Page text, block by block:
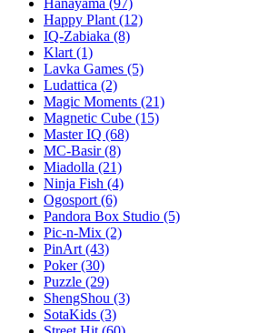
Hanayama (97)
Happy Plant (12)
IQ-Zabiaka (8)
Klart (1)
Lavka Games (5)
Ludattica (2)
Magic Moments (21)
Magnetic Cube (15)
Master IQ (68)
MC-Basir(8)
Miadolla (21)
Ninja Fish (4)
Ogosport (6)
Pandora Box Studio (5)
Pic-n-Mix (2)
PinArt (43)
Poker(30)
Puzzle (29)
ShengShou (3)
SotaKids (3)